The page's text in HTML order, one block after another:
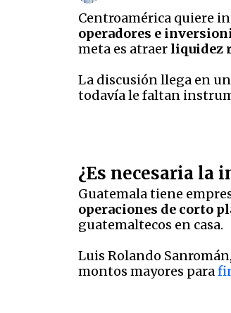
Centroamérica quiere
operadores e
meta es atraer liquidez
La discusión llega en
todavía le faltan
¿Es necesaria la
Guatemala tiene
operaciones de corto
guatemaltecos en casa.
Luis Rolando
montos mayores para